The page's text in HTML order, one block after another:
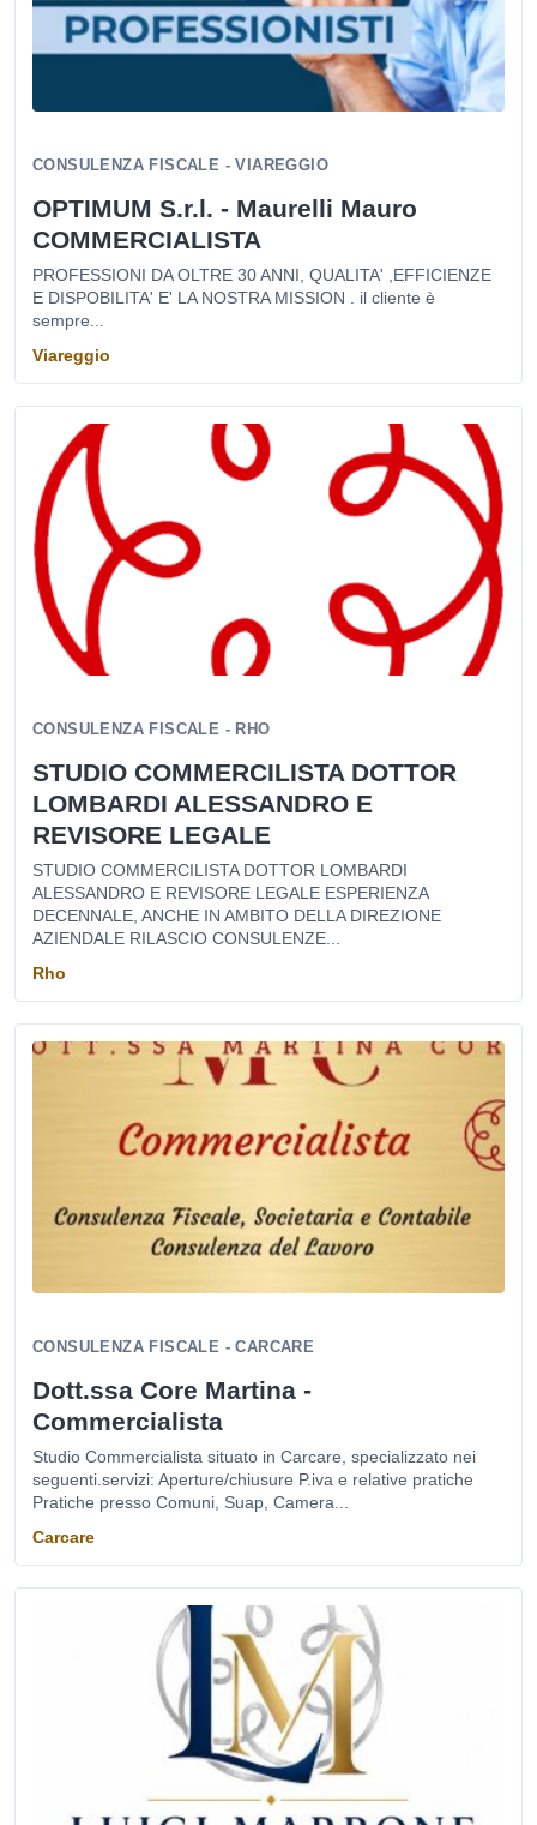
CONSULENZA FISCALE - VIAREGGIO
OPTIMUM S.r.l. - Maurelli Mauro
COMMERCIALISTA
PROFESSIONI DA OLTRE 30 ANNI, QUALITA' ,EFFICIENZE
E DISPOBILITA' E' LA NOSTRA MISSION . il cliente è
sempre...
Viareggio
CONSULENZA FISCALE - RHO
STUDIO COMMERCILISTA DOTTOR
LOMBARDI ALESSANDRO E
REVISORE LEGALE
STUDIO COMMERCILISTA DOTTOR LOMBARDI
ALESSANDRO E REVISORE LEGALE ESPERIENZA
DECENNALE, ANCHE IN AMBITO DELLA DIREZIONE
AZIENDALE RILASCIO CONSULENZE...
Rho
CONSULENZA FISCALE - CARCARE
Dott.ssa Core Martina -
Commercialista
Studio Commercialista situato in Carcare, specializzato nei
seguenti.servizi: Aperture/chiusure P.iva e relative pratiche
Pratiche presso Comuni, Suap, Camera...
Carcare